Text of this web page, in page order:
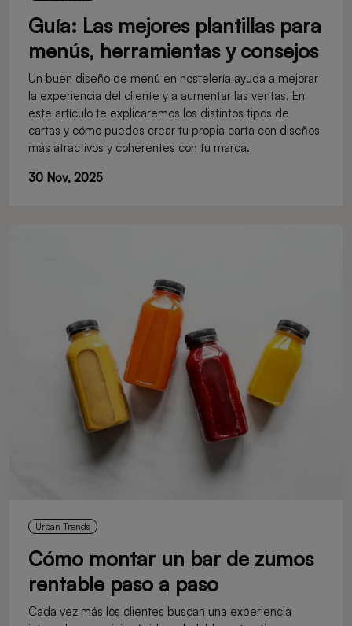
Guía: Las mejores plantillas para
menús, herramientas y consejos
Un buen diseño de menú en hostelería ayuda a mejorar
la experiencia del cliente y a aumentar las ventas. En
este artículo te explicaremos los distintos tipos de
cartas y cómo puedes crear tu propia carta con diseños
más atractivos y coherentes con tu marca.
30 Nov, 2025
Urban Trends
Cómo montar un bar de zumos
rentable paso a paso
Cada vez más los clientes buscan una experiencia